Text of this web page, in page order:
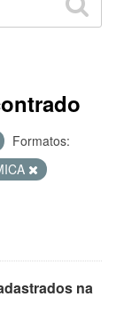
Formatos:
na